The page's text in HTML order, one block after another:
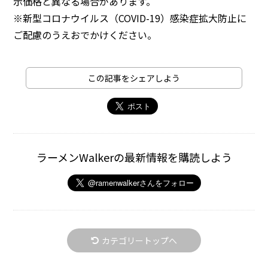
※新型コロナウイルス（COVID-19）感染症拡大防止に
ご配慮のうえおでかけください。
この記事をシェアしよう
ラーメンWalkerの最新情報を購読しよう
カテゴリートップへ